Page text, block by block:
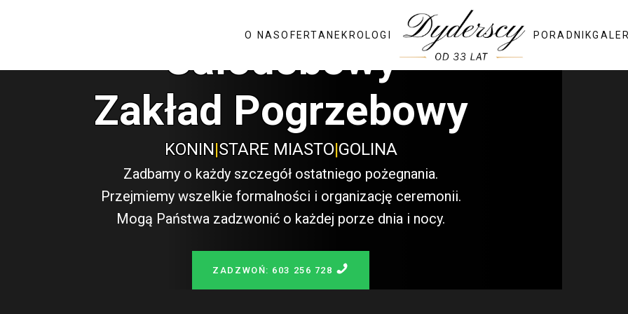
O NASOFERTANEKROLOGI PORADNIK
Całodobowy
Zakład Pogrzebowy
KONIN|STARE MIASTO|GOLINA
Zadbamy o każdy szczegół ostatniego pożegnania.
Przejmiemy wszelkie formalności i organizację ceremonii.
Mogą Państwa zadzwonić o każdej porze dnia i nocy.
ZADZWOŃ: 603 256 728